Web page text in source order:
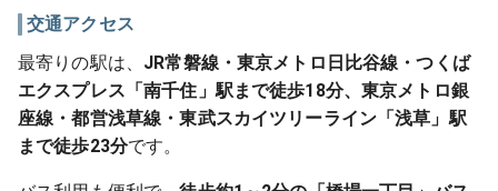
交通アクセス
最寄りの駅は、 JR常磐線・東京メトロ日比谷線・つくば
エクスプレス「南千住」駅まで徒歩18分、東京メトロ銀
座線・都営浅草線・東武スカイツリーライン「浅草」駅
まで徒歩23分です。